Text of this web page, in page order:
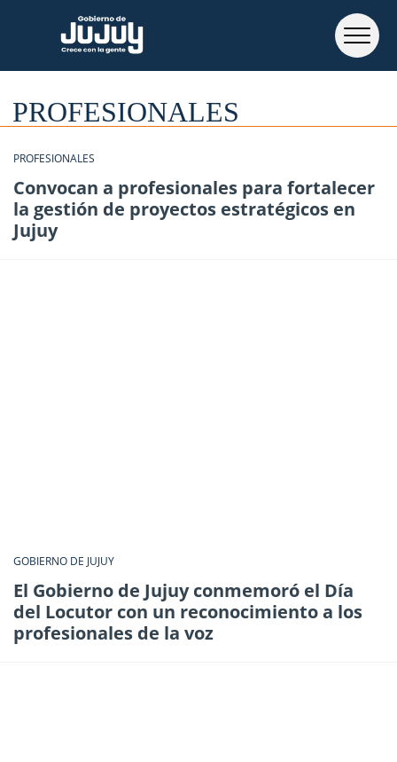
PROFESIONALES
PROFESIONALES
Convocan a profesionales para fortalecer
la gestión de proyectos estratégicos en
Jujuy
GOBIERNO DE JUJUY
El Gobierno de Jujuy conmemoró el Día
del Locutor con un reconocimiento a los
profesionales de la voz